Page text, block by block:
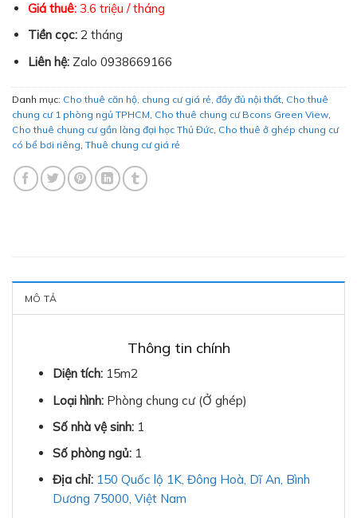
Giá thuê: 3.6 triệu / tháng
Tiền cọc: 2 tháng
Liên hệ: Zalo 0938669166
Danh mục: Cho thuê căn hộ, chung cư giá rẻ, đầy đủ nội thất, Cho thuê
chung cư 1 phòng ngủ TPHCM, Cho thuê chung cư Bcons Green View,
Cho thuê chung cư gần làng đại học Thủ Đức, Cho thuê ở ghép chung cư
có bể bơi riêng, Thuê chung cư giá rẻ
MÔ TẢ
Thông tin chính
Diện tích: 15m2
Loại hình: Phòng chung cư (Ở ghép)
Số nhà vệ sinh: 1
Số phòng ngủ: 1
Địa chỉ: 150 Quốc lộ 1K, Đông Hoà, Dĩ An, Bình
Dương 75000, Việt Nam